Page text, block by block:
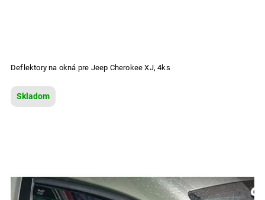
Deflektory na okná pre Jeep Cherokee XJ, 4ks
Skladom